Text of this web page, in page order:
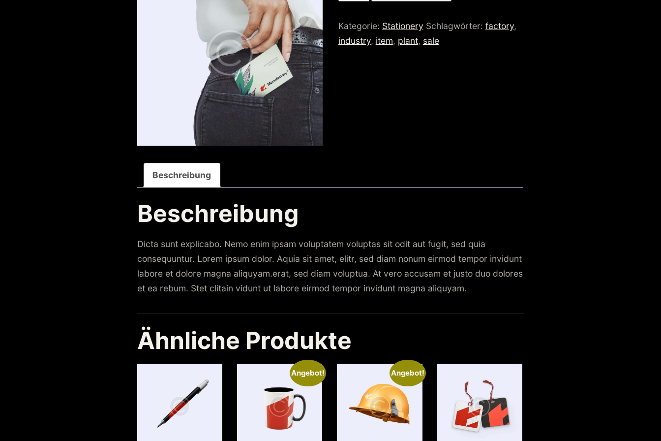
Kategorie: Stationery Schlagwörter: factory,
industry, item, plant, sale
Beschreibung
Beschreibung
Dicta sunt explicabo. Nemo enim ipsam voluptatem voluptas sit odit aut fugit, sed quia
consequuntur. Lorem ipsum dolor. Aquia sit amet, elitr, sed diam nonum eirmod tempor invidunt
labore et dolore magna aliquyam.erat, sed diam voluptua. At vero accusam et justo duo dolores
et ea rebum. Stet clitain vidunt ut labore eirmod tempor invidunt magna aliquyam.
Ähnliche Produkte
Angebot! Angebot!